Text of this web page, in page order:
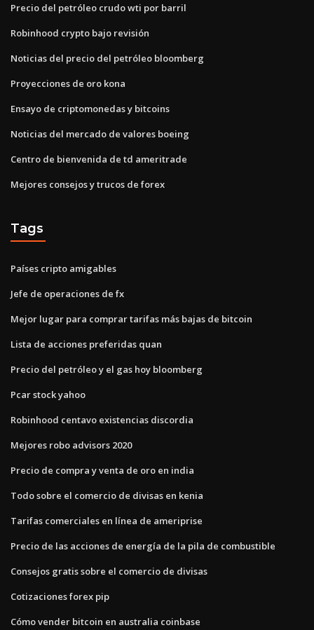
Precio del petróleo crudo wti por barril
Robinhood crypto bajo revisión
Noticias del precio del petróleo bloomberg
Proyecciones de oro kona
Ensayo de criptomonedas y bitcoins
Noticias del mercado de valores boeing
Centro de bienvenida de td ameritrade
Mejores consejos y trucos de forex
Tags
Países cripto amigables
Jefe de operaciones de fx
Mejor lugar para comprar tarifas más bajas de bitcoin
Lista de acciones preferidas quan
Precio del petróleo y el gas hoy bloomberg
Pcar stock yahoo
Robinhood centavo existencias discordia
Mejores robo advisors 2020
Precio de compra y venta de oro en india
Todo sobre el comercio de divisas en kenia
Tarifas comerciales en línea de ameriprise
Precio de las acciones de energía de la pila de combustible
Consejos gratis sobre el comercio de divisas
Cotizaciones forex pip
Cómo vender bitcoin en australia coinbase